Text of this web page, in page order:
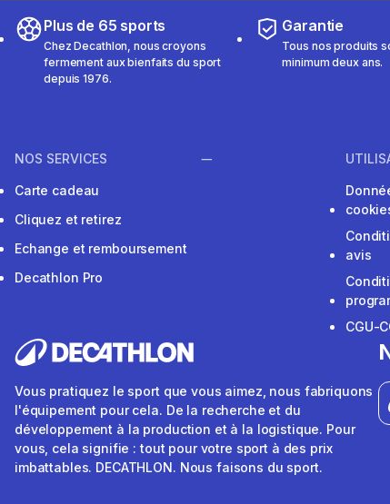
Plus de 65 sports
Chez Decathlon, nous croyons
fermement aux bienfaits du sport
depuis 1976.
Garantie
Tous nos produits
minimum deux ans.
NOS SERVICES
Carte cadeau
Cliquez et retirez
Echange et remboursement
Decathlon Pro
avis
CGU-
Vous pratiquez le sport que vous aimez, nous fabriquons
l'équipement pour cela. De la recherche et du
développement à la production et à la logistique. Pour
vous, cela signifie : tout pour votre sport à des prix
imbattables. DECATHLON. Nous faisons du sport.